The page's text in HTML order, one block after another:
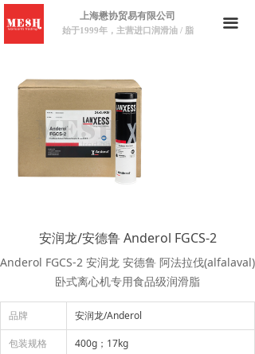
끀
上海懋协贸易有限公司
始于1999年，主营进口润滑油 / 脂
安润龙/安德鲁 Anderol FGCS-2
Anderol FGCS-2 安润龙 安德鲁 阿法拉伐(alfalaval)
卧式离心机专用食品级润滑脂
品牌 安润龙/Anderol
包装规格 400g；17kg